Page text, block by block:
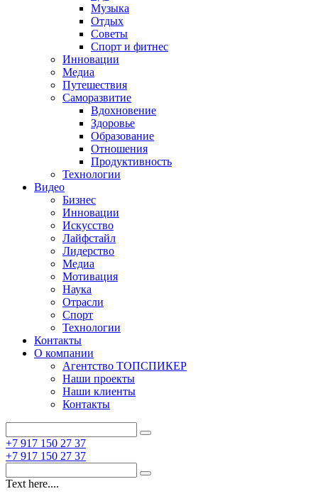
Музыка
Отдых
Советы
Спорт и фитнес
Инновации
Медиа
Путешествия
Саморазвитие
Вдохновение
Здоровье
Образование
Отношения
Продуктивность
Технологии
Видеo
Бизнес
Инновации
Искусство
Лайфстайл
Лидерство
Медиа
Мотивация
Наука
Отрасли
Спорт
Технологии
Контакты
О компании
Агентство ТОПСПИКЕР
Наши проекты
Наши клиенты
Контакты
+7 917 150 27 37
+7 917 150 27 37
Text here....